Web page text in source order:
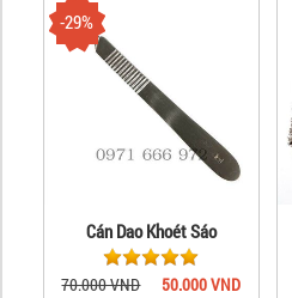
Cán Dao Khoét Sáo
-29%
70.000 VND 50.000 VND